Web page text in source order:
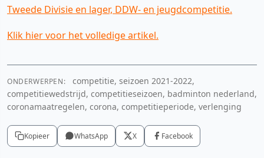
Tweede Divisie en lager, DDW- en jeugdcompetitie.
Klik hier voor het volledige artikel.
ONDERWERPEN:
competitie, seizoen 2021-2022,
competitiewedstrijd, competitieseizoen, badminton nederland,
coronamaatregelen, corona, competitieperiode, verlenging
Kopieer WhatsApp X Facebook